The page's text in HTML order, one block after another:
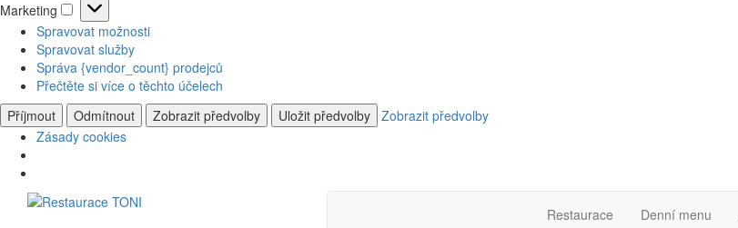
Marketing
Marketing
Spravovat možnosti
Spravovat služby
Správa {vendor_count} prodejců
Přečtěte si více o těchto účelech
Příjmout
Odmítnout Zobrazit předvolby Uložit předvolby Zobrazit předvolby
Zásady cookies
Restaurace Denní menu